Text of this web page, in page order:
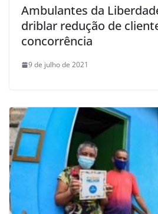
Ambulantes da
driblar redução de
concorrência
9 de julho de 2021